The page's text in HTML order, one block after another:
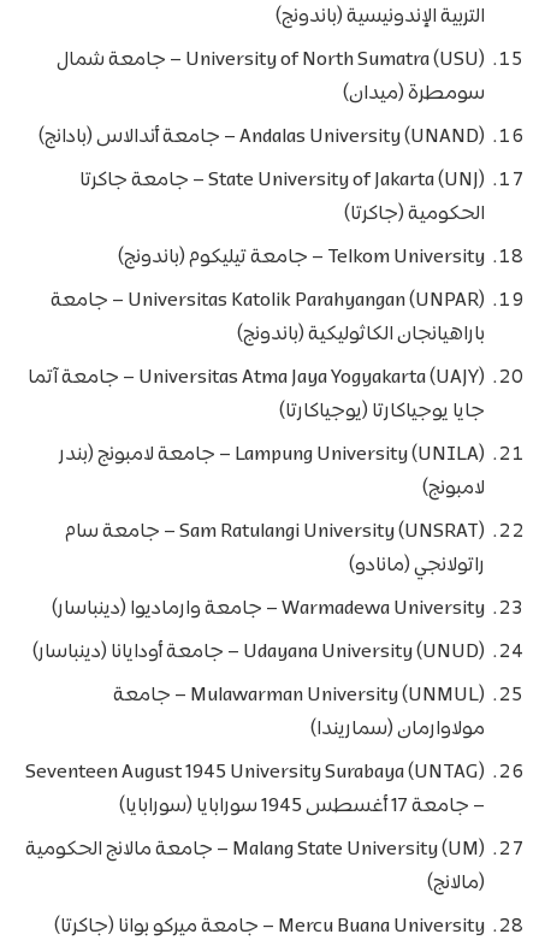
التربية الإندونيسية (باندونج)
University of North Sumatra (USU) – جامعة شمال
سومطرة (ميدان)
Andalas University (UNAND) – جامعة أندالاس (بادانج)
State University of Jakarta (UNJ) – جامعة جاكرتا
الحكومية (جاكرتا)
Telkom University – جامعة تيليكوم (باندونج)
Universitas Katolik Parahyangan (UNPAR) – جامعة
باراهيانجان الكاثوليكية (باندونج)
Universitas Atma Jaya Yogyakarta (UAJY) – جامعة آتما
جايا يوجياكارتا (يوجياكارتا)
Lampung University (UNILA) – جامعة لامبونج (بندر
لامبونج)
Sam Ratulangi University (UNSRAT) – جامعة سام
راتولانجي (مانادو)
Warmadewa University – جامعة وارماديوا (دينباسار)
Udayana University (UNUD) – جامعة أودايانا (دينباسار)
Mulawarman University (UNMUL) – جامعة
مولاوارمان (سماريندا)
Seventeen August 1945 University Surabaya (UNTAG)
– جامعة 17 أغسطس 1945 سورابايا (سورابايا)
Malang State University (UM) – جامعة مالانج الحكومية
(مالانج)
Mercu Buana University – جامعة ميركو بوانا (جاكرتا)